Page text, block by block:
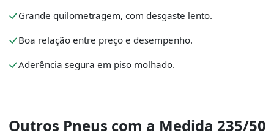
Grande quilometragem, com desgaste lento.
Boa relação entre preço e desempenho.
Aderência segura em piso molhado.
Outros Pneus com a Medida 235/50